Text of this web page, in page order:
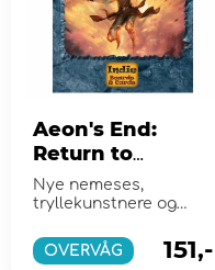
Aeon's End:
Return to
Gravehold (Exp.)
Nye nemeses,
tryllekunstnere og
OVERVÅG
151,-